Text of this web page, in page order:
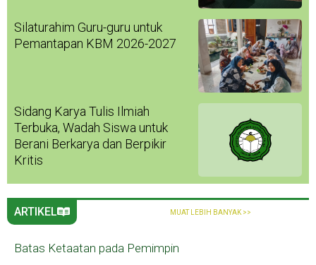
Silaturahim Guru-guru untuk
Pemantapan KBM 2026-2027
Sidang Karya Tulis Ilmiah
Terbuka, Wadah Siswa untuk
Berani Berkarya dan Berpikir
Kritis
ARTIKEL MUAT LEBIH BANYAK >>
Batas Ketaatan pada Pemimpin